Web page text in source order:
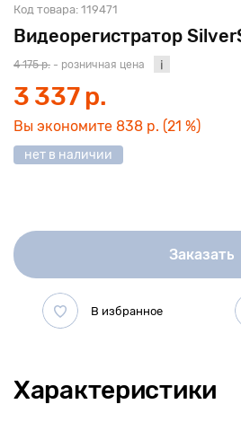
Видеорегистратор
Код товара: 119471
4 175 р. - розничная цена
3 337 р.
Вы экономите 838 р. (21 %)
нет в наличии
Заказать
Характеристики